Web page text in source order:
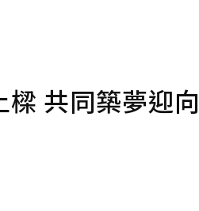
共同築夢迎